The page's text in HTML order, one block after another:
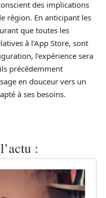
des implications
région. En anticipant les
que toutes les
à l’App Store, sont
l’expérience sera
précédemment
en douceur vers un
à ses besoins.
: